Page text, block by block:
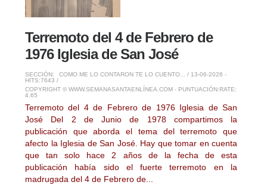
Terremoto del 4 de Febrero de
1976 Iglesia de San José
SECCIÓN: COMO ME LO CONTARON TE LO CUENTO...
/ 13-06-2026 -
HITS:7643 /
COPYRIGHT © WWW.SEMANASANTAENLÍNEA.COM - PUNTUACIÓN:RATE:
4.65
Terremoto del 4 de Febrero de 1976 Iglesia de San
José Del 2 de Junio de 1978 compartimos la
publicación que aborda el tema del terremoto que
afecto la Iglesia de San José. Hay que tomar en cuenta
que tan solo hace 2 años de la fecha de esta
publicación había sido el fuerte terremoto en la
madrugada del 4 de Febrero de...